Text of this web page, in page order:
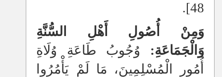
48‏]‏‏.‏
وَمِنْ أُصُولِ أَهْلِ السُّنَّةِ
وَالْجَمَاعَةِ: وُجُوبُ طَاعَةِ وُلَاةِ
أُمُورِ الْمُسْلِمِينَ، مَا لَمْ يَأْمُرُوا